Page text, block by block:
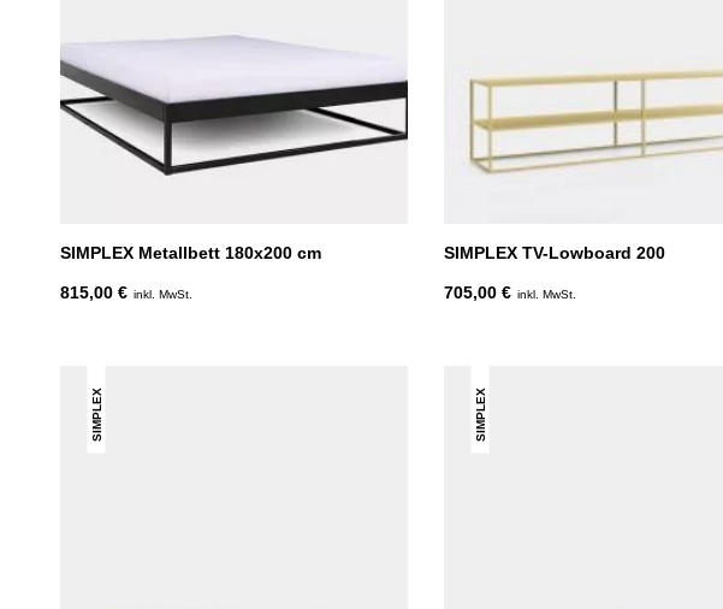
SIMPLEX Metallbett 180x200 cm
815,00 € inkl. MwSt.
SIMPLEX TV-Lowboard 200
705,00 € inkl. MwSt.
SIMPLEX SIMPLEX